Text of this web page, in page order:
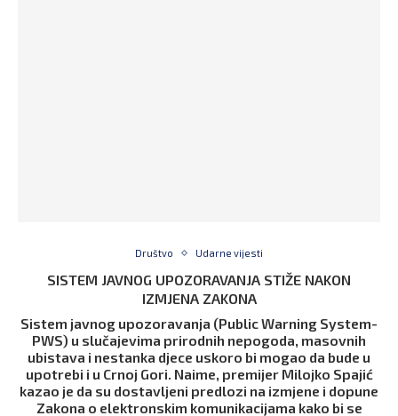
Društvo Udarne vijesti
SISTEM JAVNOG UPOZORAVANJA STIŽE NAKON
IZMJENA ZAKONA
Sistem javnog upozoravanja (Public Warning System-
PWS) u slučajevima prirodnih nepogoda, masovnih
ubistava i nestanka djece uskoro bi mogao da bude u
upotrebi i u Crnoj Gori. Naime, premijer Milojko Spajić
kazao je da su dostavljeni predlozi na izmjene i dopune
Zakona o elektronskim komunikacijama kako bi se